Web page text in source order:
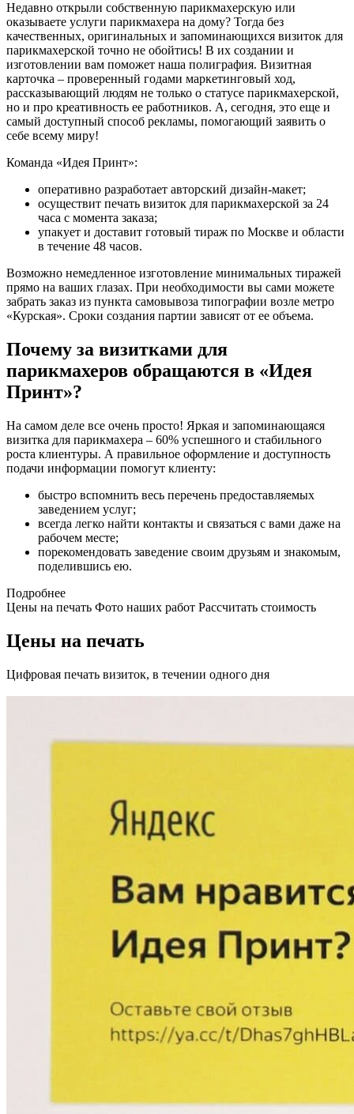
Недавно открыли собственную парикмахерскую или
оказываете услуги парикмахера на дому? Тогда без
качественных, оригинальных и запоминающихся визиток для
парикмахерской точно не обойтись! В их создании и
изготовлении вам поможет наша полиграфия. Визитная
карточка – проверенный годами маркетинговый ход,
рассказывающий людям не только о статусе парикмахерской,
но и про креативность ее работников. А, сегодня, это еще и
самый доступный способ рекламы, помогающий заявить о
себе всему миру!
Команда «Идея Принт»:
оперативно разработает авторский дизайн-макет;
осуществит печать визиток для парикмахерской за 24
часа с момента заказа;
упакует и доставит готовый тираж по Москве и области
в течение 48 часов.
Возможно немедленное изготовление минимальных тиражей
прямо на ваших глазах. При необходимости вы сами можете
забрать заказ из пункта самовывоза типографии возле метро
«Курская». Сроки создания партии зависят от ее объема.
Почему за визитками для
парикмахеров обращаются в «Идея
Принт»?
На самом деле все очень просто! Яркая и запоминающаяся
визитка для парикмахера – 60% успешного и стабильного
роста клиентуры. А правильное оформление и доступность
подачи информации помогут клиенту:
быстро вспомнить весь перечень предоставляемых
заведением услуг;
всегда легко найти контакты и связаться с вами даже на
рабочем месте;
порекомендовать заведение своим друзьям и знакомым,
поделившись ею.
Подробнее
Цены на печать Фото наших работ Рассчитать стоимость
Цены на печать
Цифровая печать визиток, в течении одного дня